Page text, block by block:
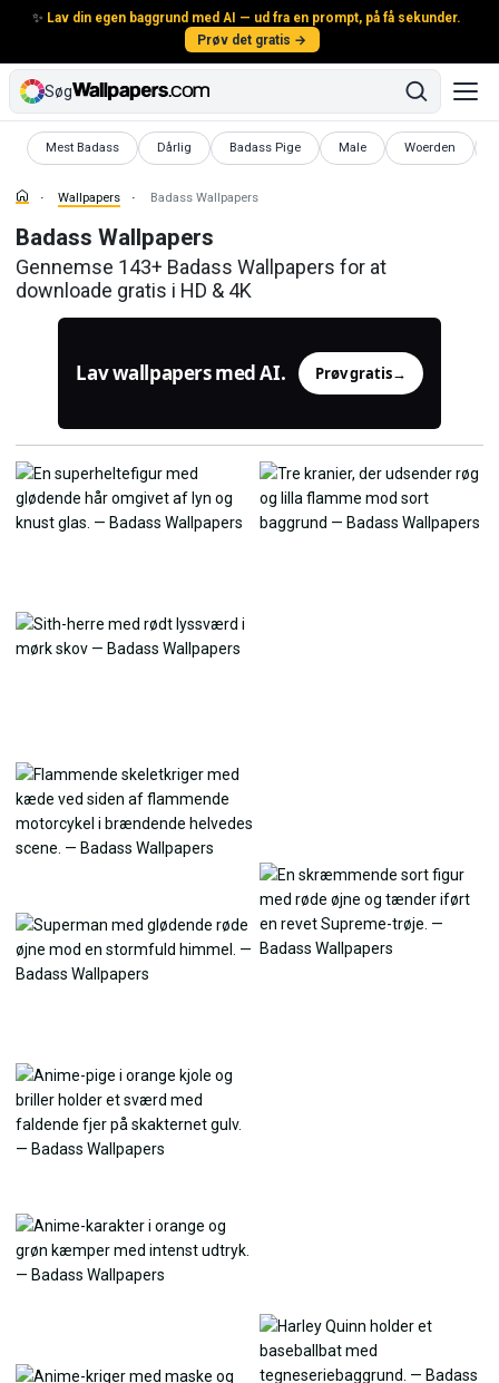
✨ Lav din egen baggrund med AI — ud fra en prompt, på få sekunder.
Prøv det gratis →
Søg
Mest Badass
Wallpapers Dårlig
Wallpapers Badass Pige
Wallpapers Male
Wallpapers Woerden
Wallpapers
Wallpapers Badass Wallpapers
Badass Wallpapers
Gennemse 143+ Badass Wallpapers for at
downloade gratis i HD & 4K
Lav wallpapers med AI. Prøv gratis→